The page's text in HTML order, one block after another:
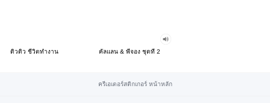
ดิวดิว ชีวิตทำงาน คัลแลน & พี่จอง ชุดที่ 2
ครีเอเตอร์สติกเกอร์ หน้าหลัก